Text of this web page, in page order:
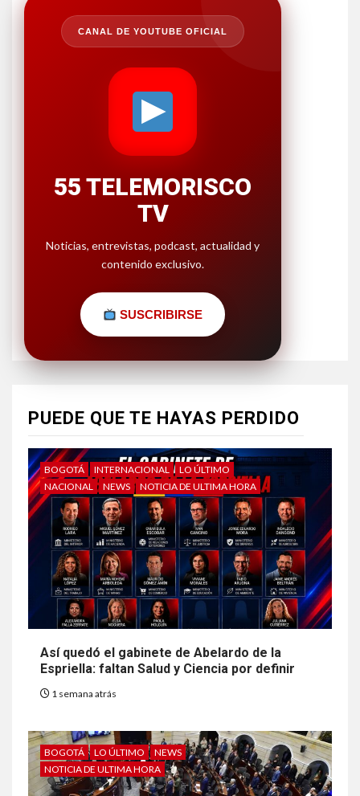
CANAL DE YOUTUBE OFICIAL
55 TELEMORISCO
TV
Noticias, entrevistas, podcast, actualidad y
contenido exclusivo.
SUSCRIBIRSE
PUEDE QUE TE HAYAS PERDIDO
BOGOTÁ INTERNACIONAL
LO ÚLTIMO
NACIONAL
NEWS NOTICIA DE ULTIMA HORA
Así quedó el gabinete de Abelardo de la
Espriella: faltan Salud y Ciencia por definir
1 semana atrás
BOGOTÁ LO ÚLTIMO
NEWS
NOTICIA DE ULTIMA HORA